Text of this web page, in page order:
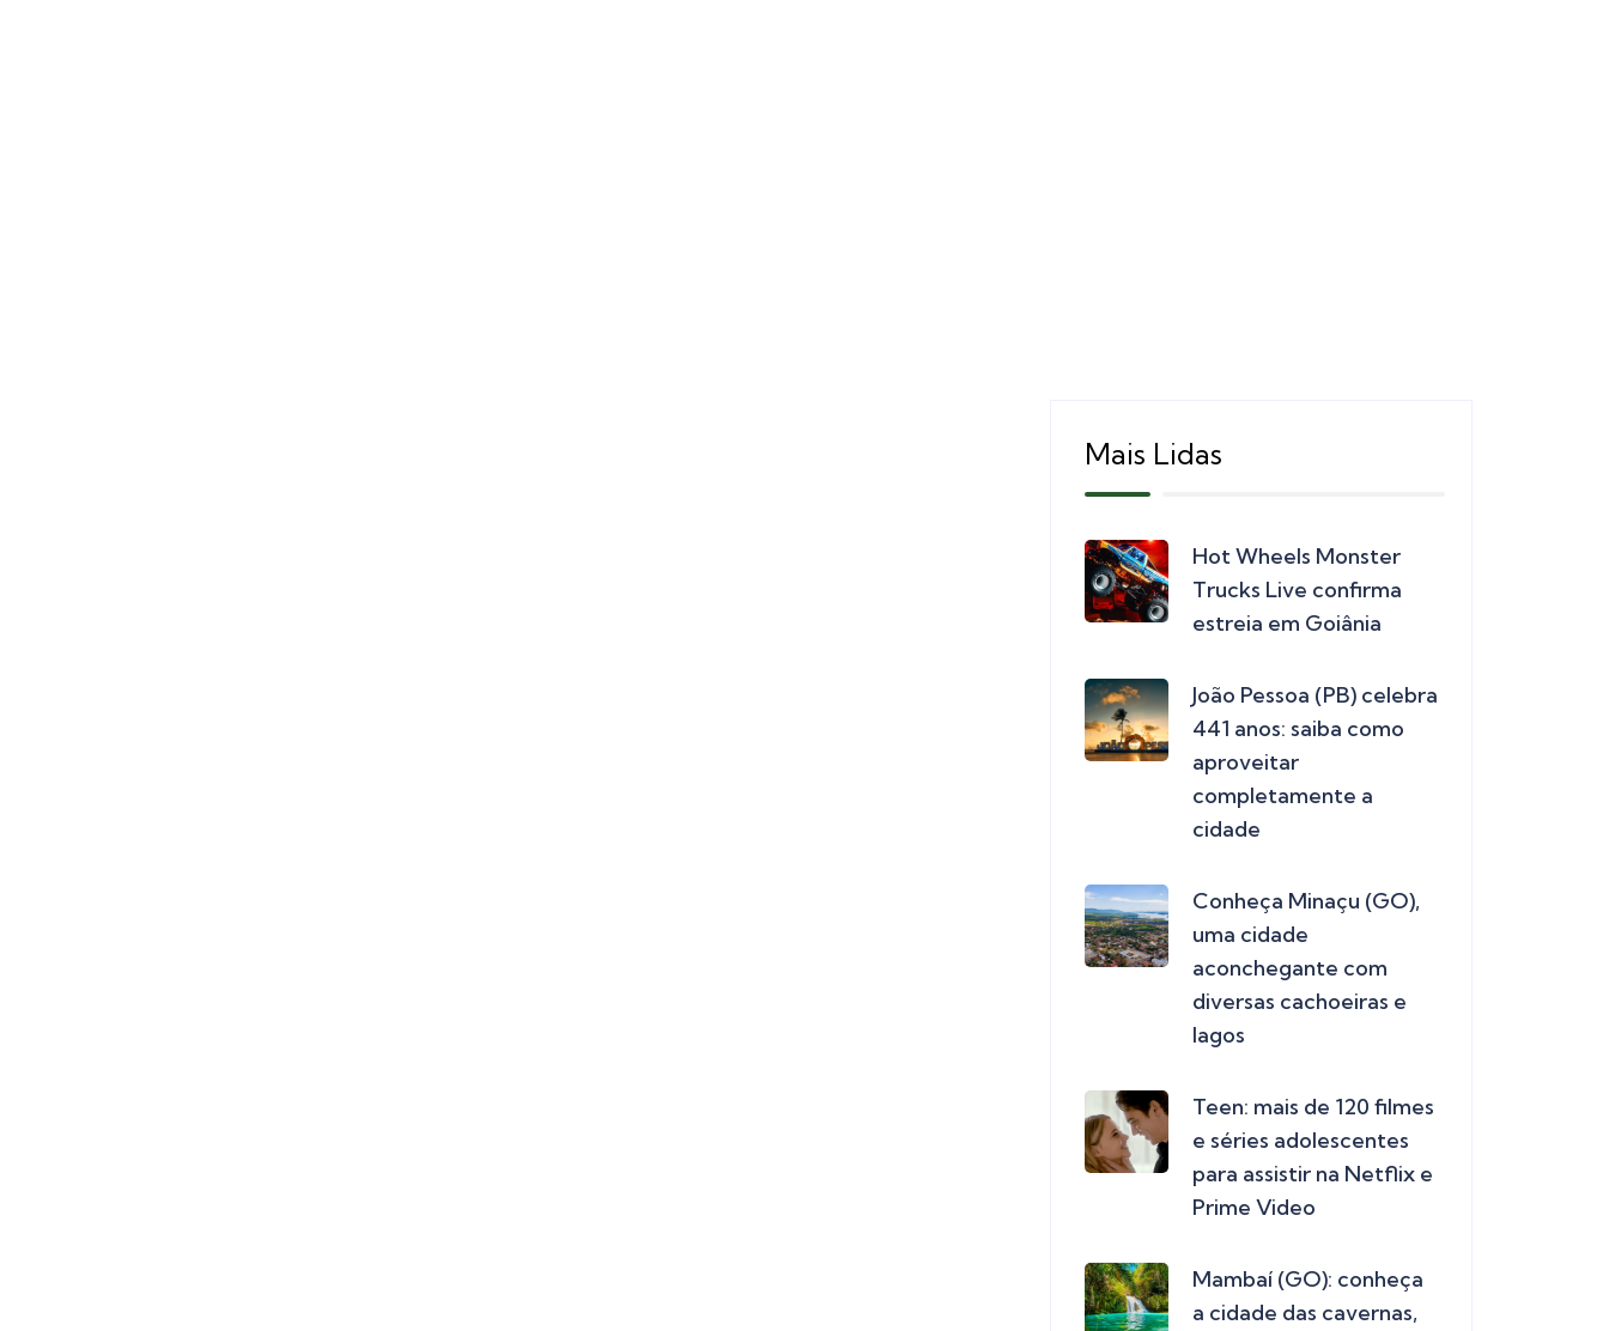
Mais Lidas
Hot Wheels Monster
Trucks Live confirma
estreia em Goiânia
João Pessoa (PB) celebra
441 anos: saiba como
aproveitar
completamente a
cidade
Conheça Minaçu (GO),
uma cidade
aconchegante com
diversas cachoeiras e
lagos
Teen: mais de 120 filmes
e séries adolescentes
para assistir na Netflix e
Prime Video
Mambaí (GO): conheça
a cidade das cavernas,